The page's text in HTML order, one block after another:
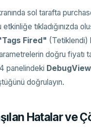
sol tarafta
tıkladığınızda
Fired" (Tetiklendi)
doğru fiyatı
panelindeki DebugView
doğrulayın.
Hatalar ve